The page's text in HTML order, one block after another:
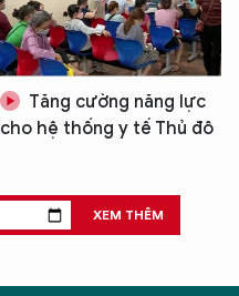
Tăng cường năng lực
cho hệ thống y tế Thủ đô
XEM THÊM